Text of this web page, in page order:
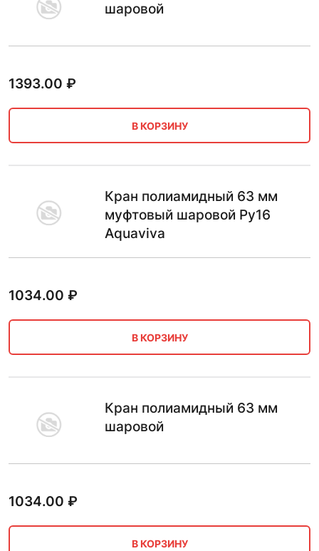
шаровой
1393.00 ₽
В КОРЗИНУ
Кран полиамидный 63 мм
муфтовый шаровой Ру16
Aquaviva
1034.00 ₽
В КОРЗИНУ
Кран полиамидный 63 мм
шаровой
1034.00 ₽
В КОРЗИНУ